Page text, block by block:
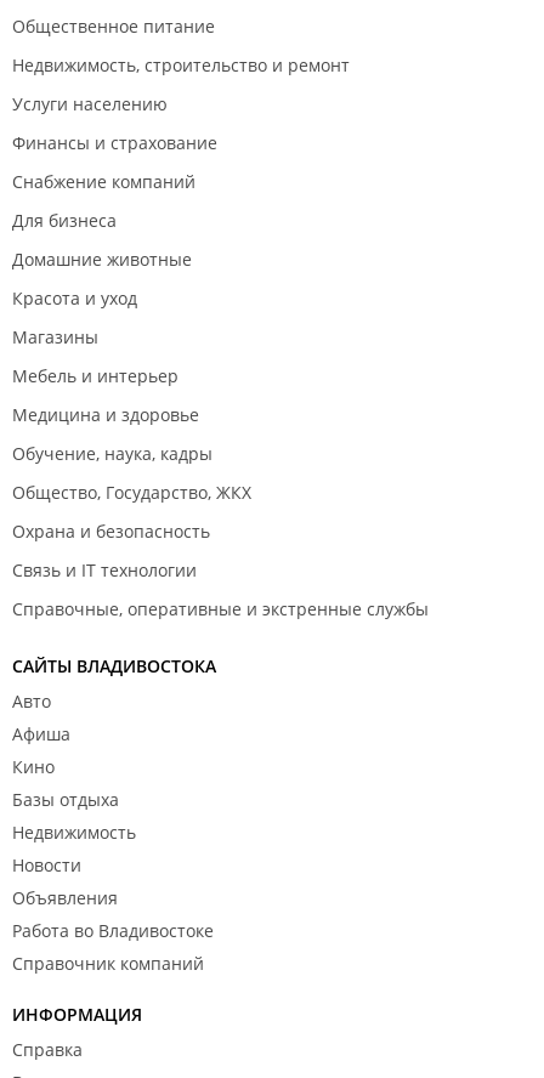
Общественное питание
Недвижимость, строительство и ремонт
Услуги населению
Финансы и страхование
Снабжение компаний
Для бизнеса
Домашние животные
Красота и уход
Магазины
Мебель и интерьер
Медицина и здоровье
Обучение, наука, кадры
Общество, Государство, ЖКХ
Охрана и безопасность
Связь и IT технологии
Справочные, оперативные и экстренные службы
САЙТЫ ВЛАДИВОСТОКА
Авто
Афиша
Кино
Базы отдыха
Недвижимость
Новости
Объявления
Работа во Владивостоке
Справочник компаний
ИНФОРМАЦИЯ
Справка